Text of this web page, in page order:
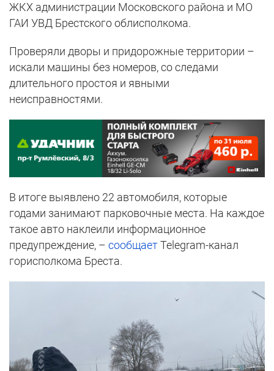
ЖКХ администрации Московского района и МО
ГАИ УВД Брестского облисполкома.
Проверяли дворы и придорожные территории –
искали машины без номеров, со следами
длительного простоя и явными
неисправностями.
В итоге выявлено 22 автомобиля, которые
годами занимают парковочные места. На каждое
такое авто наклеили информационное
предупреждение, – сообщаетTelegram-канал
горисполкома Бреста.